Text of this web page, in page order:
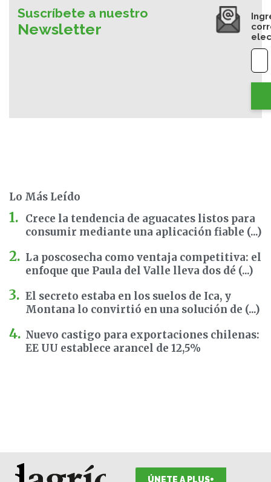
Suscríbete a nuestro
Newsletter
Lo Más Leído
Crece la tendencia de aguacates listos para
consumir mediante una aplicación fiable (...)
La poscosecha como ventaja competitiva: el
enfoque que Paula del Valle lleva dos dé (...)
El secreto estaba en los suelos de Ica, y
Montana lo convirtió en una solución de (...)
Nuevo castigo para exportaciones chilenas:
EE UU establece arancel de 12,5%
ÚNETE A PLUS+